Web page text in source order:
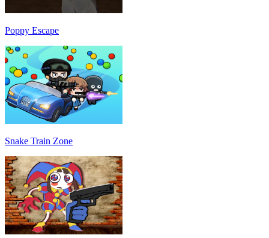
Poppy Escape
Snake Train Zone